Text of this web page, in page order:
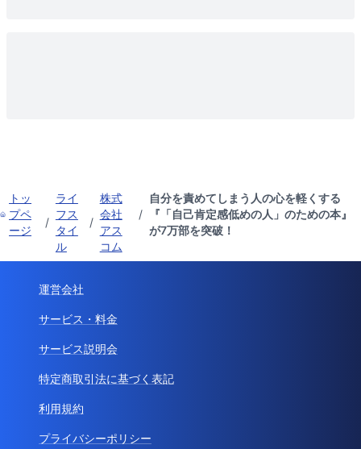
トッ
プペ
ージ
/
ライ
フス
タイ
ル
/
株式
会社
アス
コム
/
自分を責めてしまう人の心を軽くする
『「自己肯定感低めの人」のための本』
が7万部を突破！
運営会社
サービス・料金
サービス説明会
特定商取引法に基づく表記
利用規約
プライバシーポリシー